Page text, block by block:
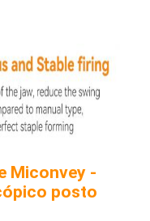
Miconvey -
posto